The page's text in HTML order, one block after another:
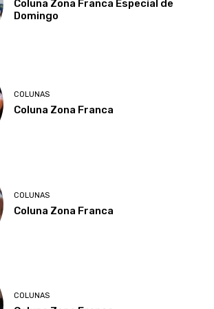
Coluna Zona Franca Especial de
Domingo
COLUNAS
Coluna Zona Franca
COLUNAS
Coluna Zona Franca
COLUNAS